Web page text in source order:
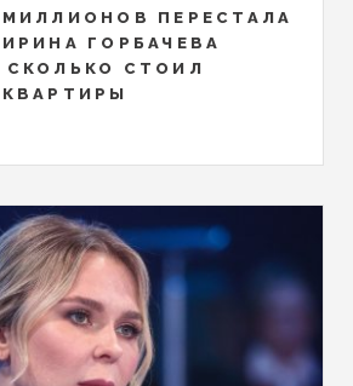
ПЕРЕСТАЛА
ГОРБАЧЕВА
СКОЛЬКО СТОИЛ